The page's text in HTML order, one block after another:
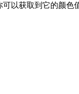
以获取到它的颜色